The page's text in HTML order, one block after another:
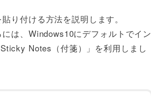
り付ける方法を説明します。
は、Windows10にデフォルトでイン
Notes（付箋）」を利用しまし